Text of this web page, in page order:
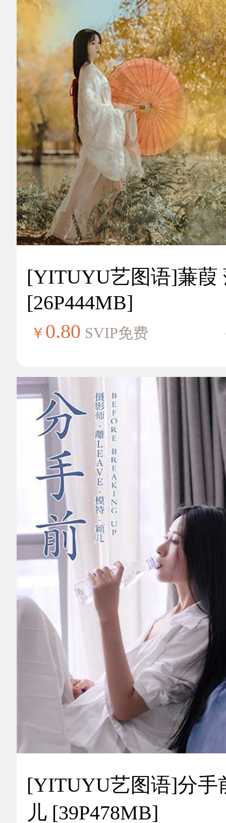
[YITUYU艺图语]蒹葭
[26P444MB]
￥ 0.80 SVIP免费
[YITUYU艺图语]分手
儿 [39P478MB]